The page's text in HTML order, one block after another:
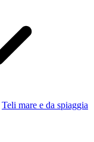
Teli mare e da spiaggia